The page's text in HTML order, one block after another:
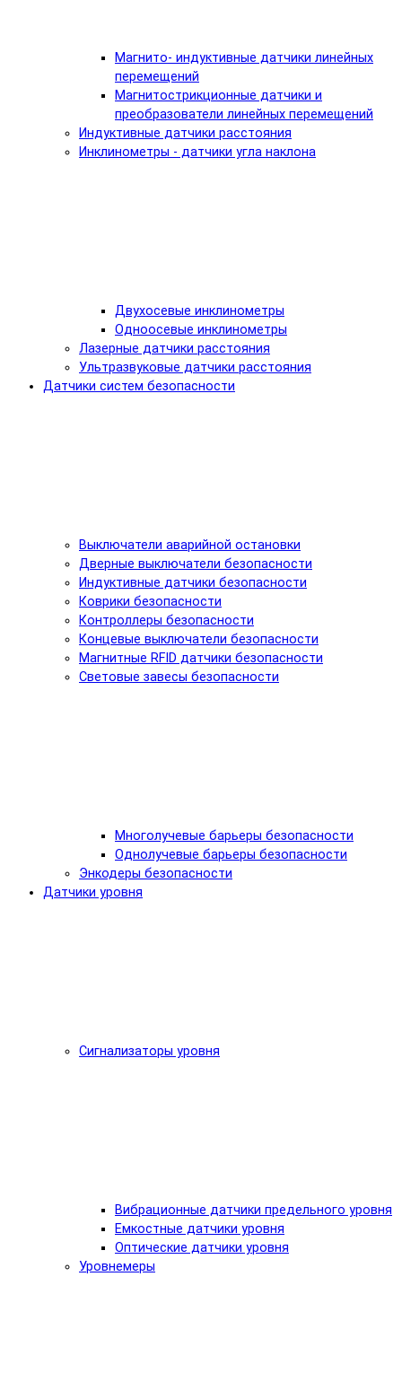
Магнито- индуктивные датчики линейных
перемещений
Магнитострикционные датчики и
преобразователи линейных перемещений
Индуктивные датчики расстояния
Инклинометры - датчики угла наклона
Двухосевые инклинометры
Одноосевые инклинометры
Лазерные датчики расстояния
Ультразвуковые датчики расстояния
Датчики систем безопасности
Выключатели аварийной остановки
Дверные выключатели безопасности
Индуктивные датчики безопасности
Коврики безопасности
Контроллеры безопасности
Концевые выключатели безопасности
Магнитные RFID датчики безопасности
Световые завесы безопасности
Многолучевые барьеры безопасности
Однолучевые барьеры безопасности
Энкодеры безопасности
Датчики уровня
Сигнализаторы уровня
Вибрационные датчики предельного уровня
Емкостные датчики уровня
Оптические датчики уровня
Уровнемеры